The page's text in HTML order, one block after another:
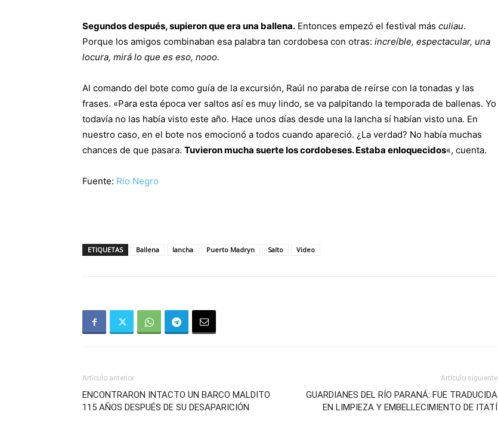
Segundos después, supieron que era una ballena. Entonces empezó el festival más culiau.
Porque los amigos combinaban esa palabra tan cordobesa con otras: increíble, espectacular, una
locura, mirá lo que es eso, nooo.
Al comando del bote como guía de la excursión, Raúl no paraba de reírse con la tonadas y las
frases. «Para esta época ver saltos así es muy lindo, se va palpitando la temporada de ballenas. Yo
todavía no las había visto este año. Hace unos días desde una la lancha sí habían visto una. En
nuestro caso, en el bote nos emocionó a todos cuando apareció. ¿La verdad? No había muchas
chances de que pasara. Tuvieron mucha suerte los cordobeses. Estaba enloquecidos«, cuenta.
Fuente: Río Negro
ETIQUETAS Ballena lancha Puerto Madryn Salto Video
Artículo anterior
ENCONTRARON INTACTO UN BARCO MALDITO
115 AÑOS DESPUÉS DE SU DESAPARICIÓN
Artículo siguiente
GUARDIANES DEL RÍO PARANÁ: FUE TRADUCIDA
EN LIMPIEZA Y EMBELLECIMIENTO DE ITATÍ